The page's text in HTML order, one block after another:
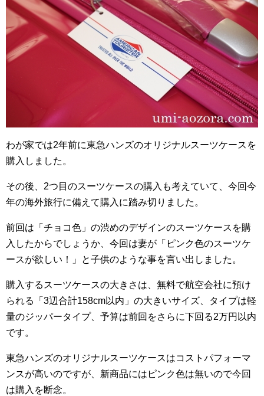
わが家では2年前に東急ハンズのオリジナルスーツケースを
購入しました。
その後、2つ目のスーツケースの購入も考えていて、今回今
年の海外旅行に備えて購入に踏み切りました。
前回は「チョコ色」の渋めのデザインのスーツケースを購
入したからでしょうか、今回は妻が「ピンク色のスーツケ
ースが欲しい！」と子供のような事を言い出しました。
購入するスーツケースの大きさは、無料で航空会社に預け
られる「3辺合計158cm以内」の大きいサイズ、タイプは軽
量のジッパータイプ、予算は前回をさらに下回る2万円以内
です。
東急ハンズのオリジナルスーツケースはコストパフォーマ
ンスが高いのですが、新商品にはピンク色は無いので今回
は購入を断念。